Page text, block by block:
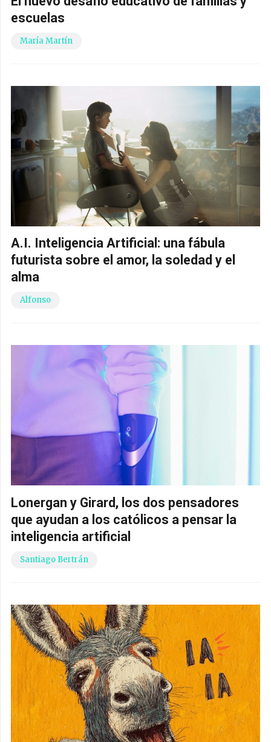
escuelas
María Martín
A.I. Inteligencia Artificial: una fábula
futurista sobre el amor, la soledad y el
alma
Alfonso
Lonergan y Girard, los dos pensadores
que ayudan a los católicos a pensar la
inteligencia artificial
Santiago Bertrán